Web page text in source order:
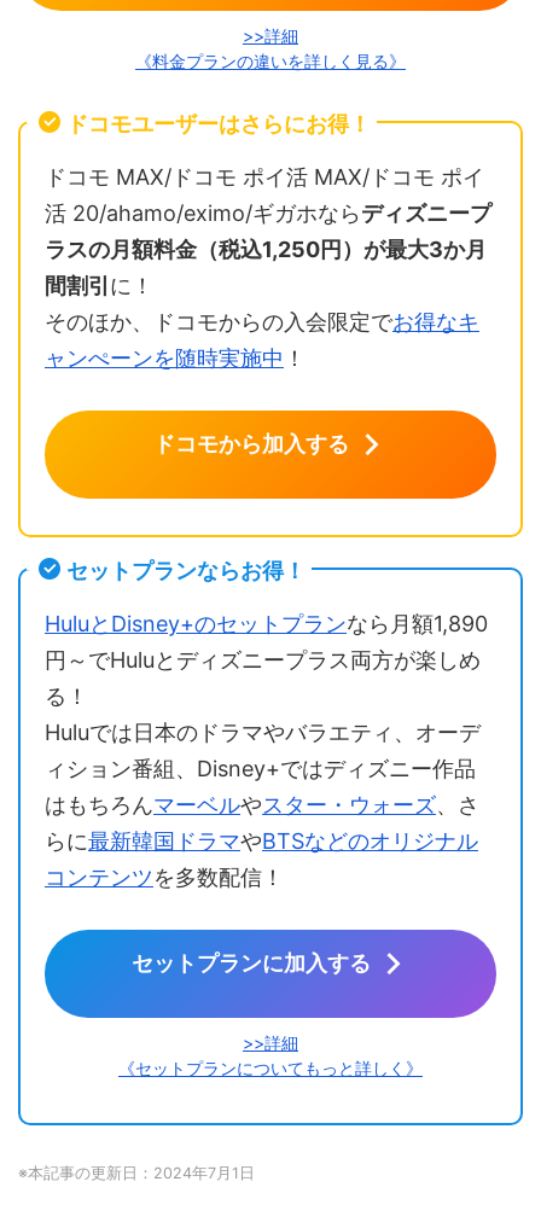
>>詳細
《料金プランの違いを詳しく見る》
ドコモユーザーはさらにお得！
ドコモ MAX/ドコモ ポイ活 MAX/ドコモ ポイ
活 20/ahamo/eximo/ギガホならディズニープ
ラスの月額料金（税込1,250円）が最大3か月
間割引 に！
そのほか、ドコモからの入会限定でお得なキ
ャンぺーンを随時実施中 ！
ドコモから加入する
セットプランならお得！
HuluとDisney+のセットプランなら月額1,890
円～でHuluとディズニープラス両方が楽しめ
る！
Huluでは日本のドラマやバラエティ、オーデ
ィション番組、Disney+ではディズニー作品
はもちろんマーベルやスター・ウォーズ、さ
らに最新韓国ドラマやBTSなどのオリジナル
コンテンツを多数配信！
セットプランに加入する
>>詳細
《セットプランについてもっと詳しく》
※本記事の更新日：2024年7月1日